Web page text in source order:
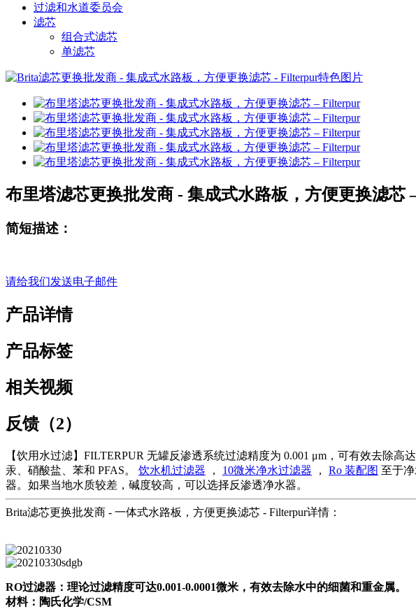
过滤和水道委员会
滤芯
组合式滤芯
单滤芯
布里塔滤芯更换批发商 - 集成式水路板，方便更换滤芯
简短描述：
请给我们发送电子邮件
产品详情
产品标签
相关视频
反馈（2）
【饮用水过滤】FILTERPUR 无罐反渗透系统过滤精度为 0.001 μm，可有效去除
汞、硝酸盐、苯和 PFAS。 饮水机过滤器 ， 10微米净水过滤器 ， Ro 装配图 至于
器。如果当地水质较差，碱度较高，可以选择反渗透净水器。
Brita滤芯更换批发商 - 一体式水路板，方便更换滤芯 - Filterpur详情：
RO过滤器：理论过滤精度可达0.001-0.0001微米，有效去除水中的细菌和重金属。
材料：陶氏化学/CSM